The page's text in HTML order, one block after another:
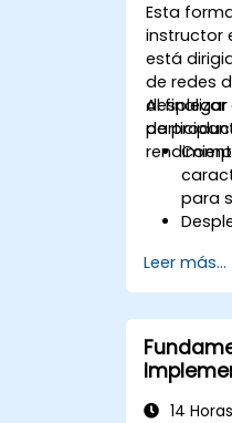
Esta
instructor
está
de redes
desplegar
de
Al
para
Leer más...
14 Horas